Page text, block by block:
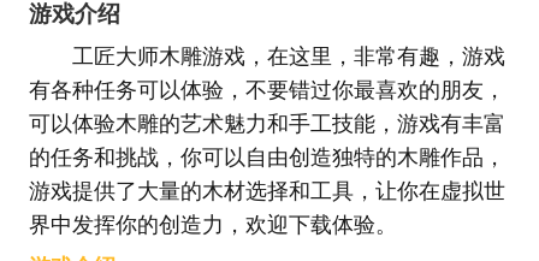
游戏介绍
工匠大师木雕游戏，在这里，非常有趣，游戏
有各种任务可以体验，不要错过你最喜欢的朋友，
可以体验木雕的艺术魅力和手工技能，游戏有丰富
的任务和挑战，你可以自由创造独特的木雕作品，
游戏提供了大量的木材选择和工具，让你在虚拟世
界中发挥你的创造力，欢迎下载体验。